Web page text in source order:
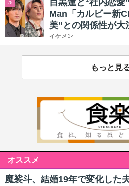
5
目黒蓮と“社内恋
Man「カルビー新
美”との関係性が大
イケメン
もっと見
オススメ
魔裟斗、結婚19年で変化した